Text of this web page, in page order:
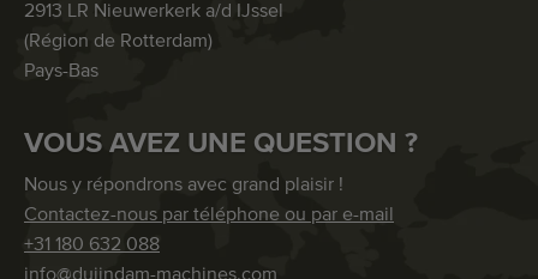
2913 LR Nieuwerkerk a/d IJssel
(Région de Rotterdam)
Pays-Bas
VOUS AVEZ UNE QUESTION ?
Nous y répondrons avec grand plaisir !
Contactez-nous par téléphone ou par e-mail
+31 180 632 088